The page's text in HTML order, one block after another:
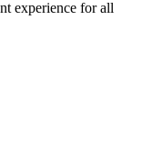
experience for all